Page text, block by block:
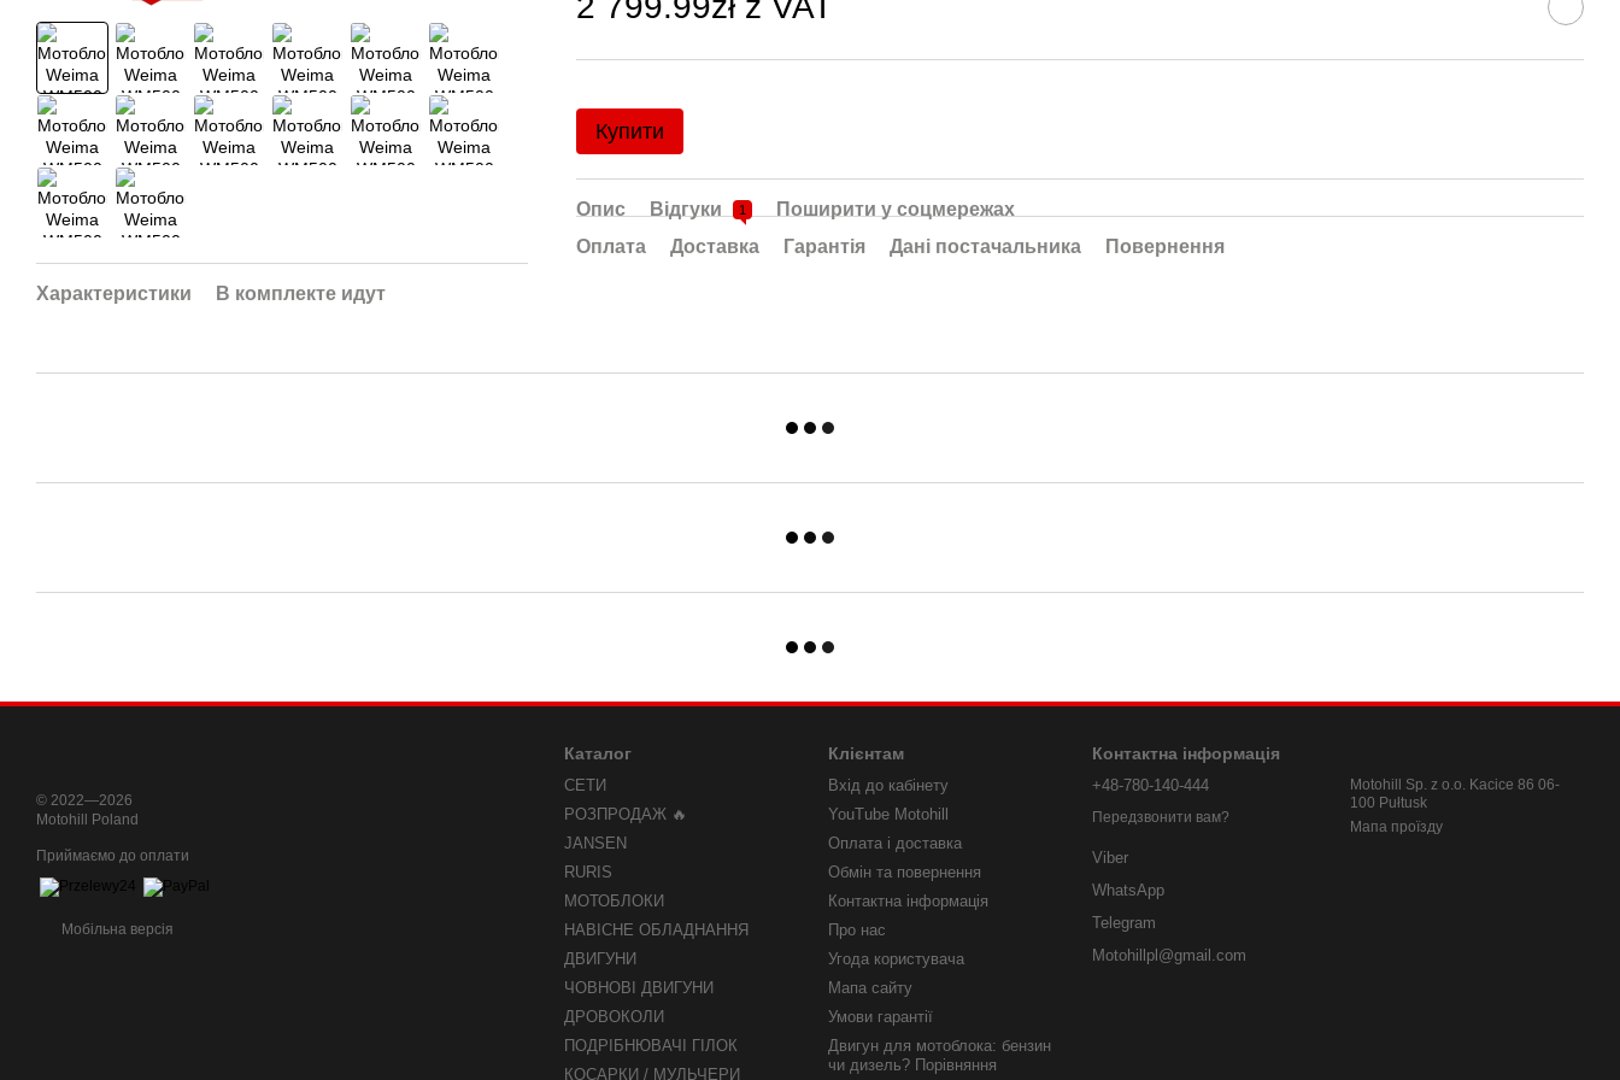
Характеристики В комплекте идут
Купити
Опис Відгуки 1
Поширити у соцмережах
Оплата
Доставка Гарантія Дані постачальника Повернення
© 2022—2026
Motohill Poland
Приймаємо до оплати
Мобільна версія
Каталог
СЕТИ
РОЗПРОДАЖ 🔥
JANSEN
RURIS
МОТОБЛОКИ
НАВІСНЕ ОБЛАДНАННЯ
ДВИГУНИ
ЧОВНОВІ ДВИГУНИ
ДРОВОКОЛИ
ПОДРІБНЮВАЧІ ГІЛОК
КОСАРКИ / МУЛЬЧЕРИ
Клієнтам
Вхід до кабінету
YouTube Motohill
Оплата і доставка
Обмін та повернення
Контактна інформація
Про нас
Угода користувача
Мапа сайту
Умови гарантії
Двигун для мотоблока: бензин
чи дизель? Порівняння
Контактна інформація
+48-780-140-444
Передзвонити вам?
Viber
WhatsApp
Telegram
Motohillpl@gmail.com
Motohill Sp. z o.o. Kacice 86 06-
100 Pułtusk
Мапа проїзду